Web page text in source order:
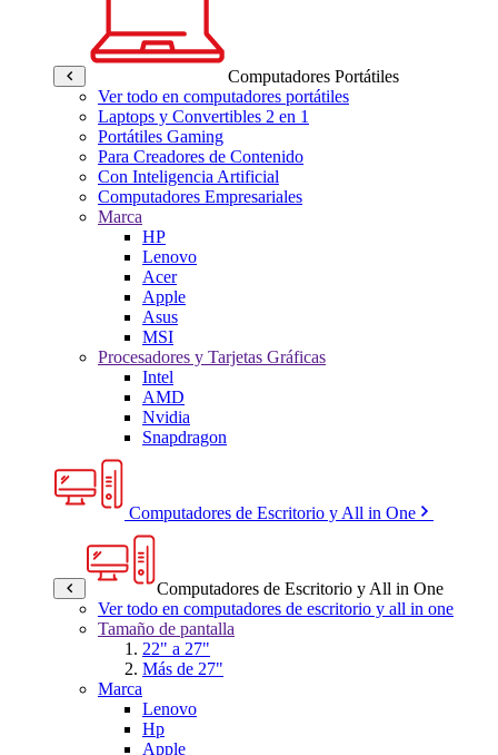
Computadores Portátiles
Ver todo en computadores portátiles
Laptops y Convertibles 2 en 1
Portátiles Gaming
Para Creadores de Contenido
Con Inteligencia Artificial
Computadores Empresariales
Marca
HP
Lenovo
Acer
Apple
Asus
MSI
Procesadores y Tarjetas Gráficas
Intel
AMD
Nvidia
Snapdragon
Computadores de Escritorio y All in One
Computadores de Escritorio y All in One
Ver todo en computadores de escritorio y all in one
Tamaño de pantalla
22" a 27"
Más de 27"
Marca
Lenovo
Hp
Apple